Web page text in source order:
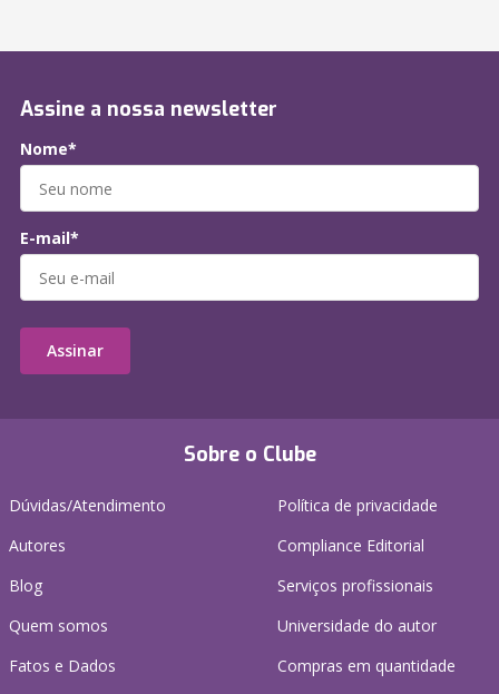
Sobre o Clube
Dúvidas/Atendimento
Autores
Blog
Quem somos
Fatos e Dados
Política de privacidade
Compliance Editorial
Serviços profissionais
Universidade do autor
Compras em quantidade
Assine a nossa newsletter
Nome*
E-mail*
Assinar